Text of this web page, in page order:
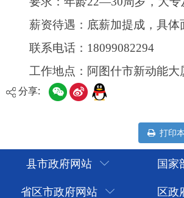
分享:
打印
县市政府网站
国家
省区市政府网站
区政